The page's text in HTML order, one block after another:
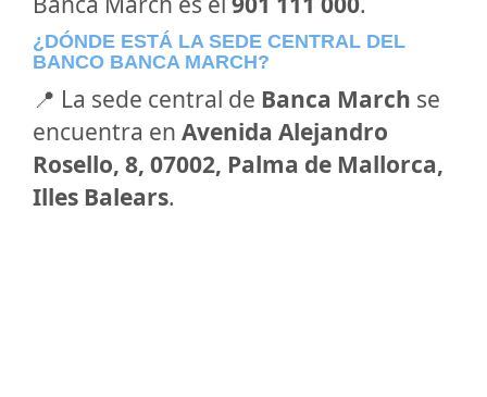
¿DÓNDE ESTÁ LA SEDE CENTRAL DEL
BANCO BANCA MARCH?
📍 La sede central de Banca March se
encuentra en Avenida Alejandro
Rosello, 8, 07002, Palma de Mallorca,
Illes Balears.